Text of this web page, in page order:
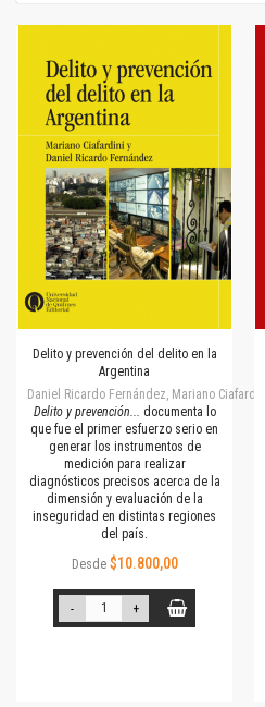
Delito y prevención del delito en la
Argentina
Daniel Ricardo Fernández, Mariano Ciafardini
Delito y prevención...
documenta lo
que fue el primer esfuerzo serio en
generar los instrumentos de
medición para realizar
diagnósticos precisos acerca de la
dimensión y evaluación de la
inseguridad en distintas regiones
del país.
Desde $10.800,00
- +